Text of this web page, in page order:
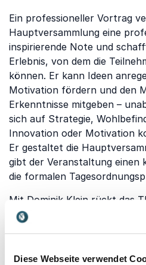
Diese Webseite verwendet
Ein professioneller Vortrag
Hauptversammlung eine
inspirierende Note und
Erlebnis, von dem die
können. Er kann Ideen
Motivation fördern und den
Erkenntnisse mitgeben –
sich auf Strategie,
Innovation oder Motivation
Er gestaltet die
gibt der Veranstaltung einen
die formalen
Mit Dominik Klein rückt das
Mittelpunkt. Der ehemalige
Motivation erzeugen,